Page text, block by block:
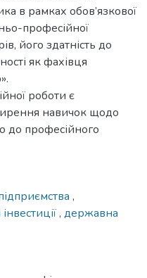
в рамках обов’язкової
професійної
його здатність до
як фахівця
роботи є
навичок щодо
до професійного
,
, державна